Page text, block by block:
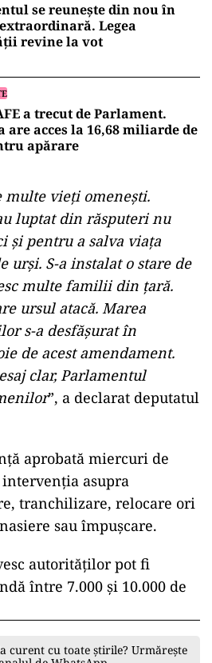
se reunește din nou în
Legea
revine la vot
a trecut de Parlament.
are acces la 16,68 miliarde de
apărare
multe vieți omenești.
luptat din răsputeri nu
și pentru a salva viața
urși. S-a instalat o stare de
multe familii din țară.
ursul atacă. Marea
s-a desfășurat în
de acest amendament.
clar, Parlamentul
”, a declarat deputatul
aprobată miercuri de
asupra
tranchilizare, relocare ori
sau împuşcare.
autorităților pot fi
între 7.000 și 10.000 de
curent cu toate știrile? Urmărește